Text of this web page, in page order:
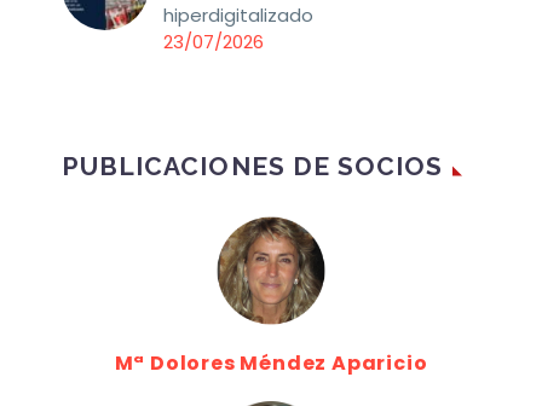
hiperdigitalizado
23/07/2026
PUBLICACIONES DE SOCIOS
Mª Dolores Méndez Aparicio